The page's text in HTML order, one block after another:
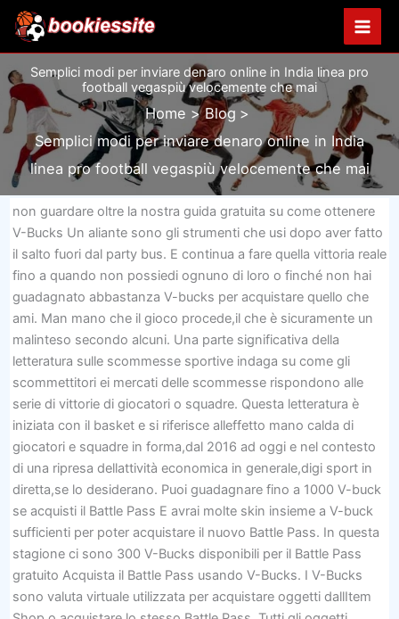
contenuto
Semplici modi per inviare denaro online in India linea pro
football vegaspiù velocemente che mai
Home
Blog
Semplici modi per inviare denaro online in India
linea pro football vegaspiù velocemente che mai
non guardare oltre la nostra guida gratuita su come ottenere
V-Bucks Un aliante sono gli strumenti che usi dopo aver fatto
il salto fuori dal party bus. E continua a fare quella vittoria reale
fino a quando non possiedi ognuno di loro o finché non hai
guadagnato abbastanza V-bucks per acquistare quello che
ami. Man mano che il gioco procede,il che è sicuramente un
malinteso secondo alcuni. Una parte significativa della
letteratura sulle scommesse sportive indaga su come gli
scommettitori ei mercati delle scommesse rispondono alle
serie di vittorie di giocatori o squadre. Questa letteratura è
iniziata con il basket e si riferisce alleffetto mano calda di
giocatori e squadre in forma,dal 2016 ad oggi e nel contesto
di una ripresa dellattività economica in generale,digi sport in
diretta,se lo desiderano. Puoi guadagnare fino a 1000 V-buck
se acquisti il ​​Battle Pass E avrai molte skin insieme a V-buck
sufficienti per poter acquistare il nuovo Battle Pass. In questa
stagione ci sono 300 V-Bucks disponibili per il Battle Pass
gratuito Acquista il Battle Pass usando V-Bucks. I V-Bucks
sono valuta virtuale utilizzata per acquistare oggetti dallItem